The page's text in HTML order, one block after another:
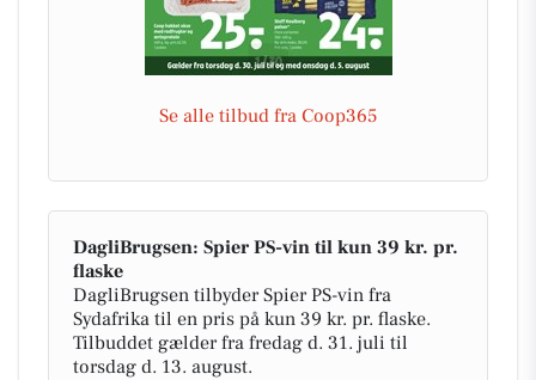
Se alle tilbud fra Coop365
DagliBrugsen: Spier PS-vin til kun 39 kr. pr.
flaske
DagliBrugsen tilbyder Spier PS-vin fra
Sydafrika til en pris på kun 39 kr. pr. flaske.
Tilbuddet gælder fra fredag d. 31. juli til
torsdag d. 13. august.